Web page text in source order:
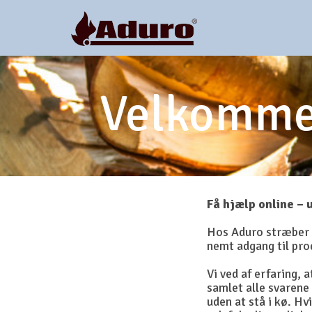
Få hjælp online –
Hos Aduro stræber
nemt adgang til
Vi ved af erfaring,
samlet alle
uden at stå i kø.